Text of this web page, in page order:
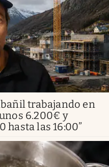
trabajando en
6.200€ y
hasta las 16:00”